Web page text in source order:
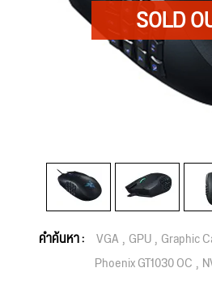
คำค้นหา : VGA GPU Graphic
Phoenix GT1030 OC